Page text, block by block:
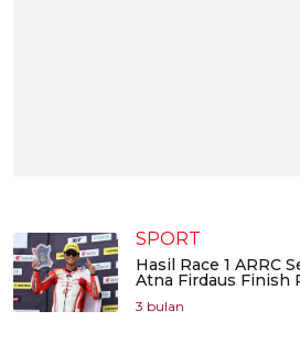
SPORT
Hasil Race 1 ARRC
Atna Firdaus Finish
3 bulan